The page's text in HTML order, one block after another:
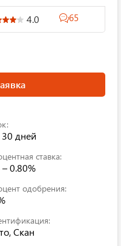
4.0 65
30 дней
ставка:
– 0.80%
одобрения:
Скан